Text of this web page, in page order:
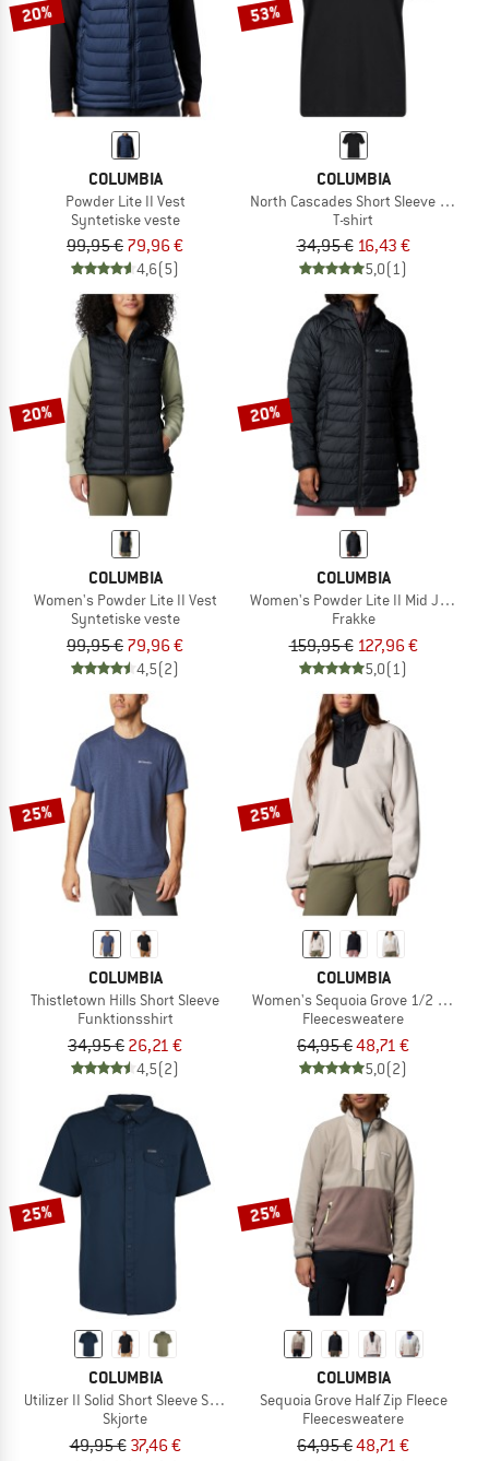
20%
COLUMBIA
Powder Lite II Vest
Syntetiske veste
99,95 € 79,96 €
4,6(5)
53%
COLUMBIA
North Cascades Short Sleeve Tee
T-shirt
34,95 € 16,43 €
5,0(1)
20%
COLUMBIA
Women's Powder Lite II Vest
Syntetiske veste
99,95 € 79,96 €
4,5(2)
20%
COLUMBIA
Women's Powder Lite II Mid Jacket
Frakke
159,95 € 127,96 €
5,0(1)
25%
COLUMBIA
Thistletown Hills Short Sleeve
Funktionsshirt
34,95 € 26,21 €
4,5(2)
25%
COLUMBIA
Women's Sequoia Grove 1/2 Zip
Fleecesweatere
64,95 €48,71 €
5,0(2)
25%
COLUMBIA
Utilizer II Solid Short Sleeve Shirt
Skjorte
49,95 € 37,46 €
25%
COLUMBIA
Sequoia Grove Half Zip Fleece
Fleecesweatere
64,95 €48,71 €